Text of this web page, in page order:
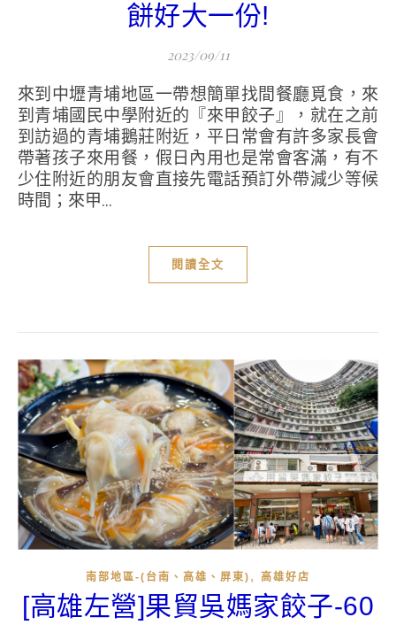
餅好大一份!
2023/09/11
來到中壢青埔地區一帶想簡單找間餐廳覓食，來
到青埔國民中學附近的『來甲餃子』，就在之前
到訪過的青埔鵝莊附近，平日常會有許多家長會
帶著孩子來用餐，假日內用也是常會客滿，有不
少住附近的朋友會直接先電話預訂外帶減少等候
時間；來甲...
閱讀全文
南部地區-(台南、高雄、屏東) , 高雄好店
[高雄左營]果貿吳媽家餃子-60